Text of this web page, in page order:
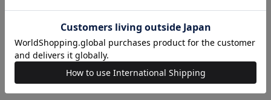
メール便6個まで可
和泉木綿(さらし)使用
¥572税込
×(在庫なし)
×(在庫なし)